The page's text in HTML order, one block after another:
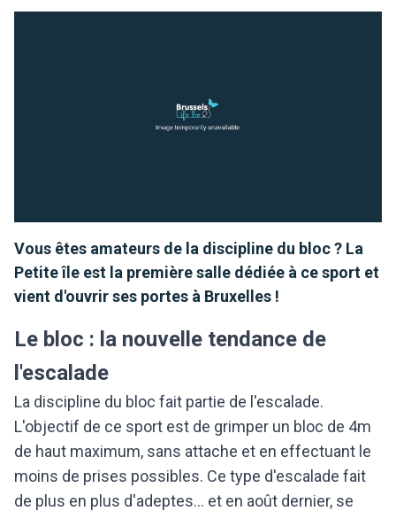
Vous êtes amateurs de la discipline du bloc ? La
Petite île est la première salle dédiée à ce sport et
vient d'ouvrir ses portes à Bruxelles !
Le bloc : la nouvelle tendance de
l'escalade
La discipline du bloc fait partie de l'escalade.
L'objectif de ce sport est de grimper un bloc de 4m
de haut maximum, sans attache et en effectuant le
moins de prises possibles. Ce type d'escalade fait
de plus en plus d'adeptes... et en août dernier, se